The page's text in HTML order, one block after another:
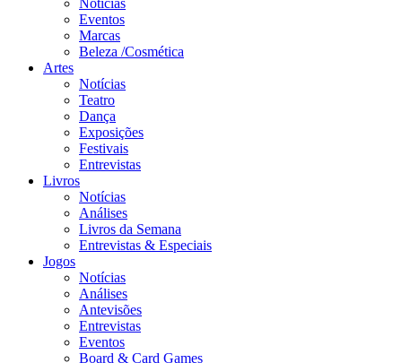
Eventos
Marcas
Beleza /Cosmética
Artes
Notícias
Teatro
Dança
Exposições
Festivais
Entrevistas
Livros
Notícias
Análises
Livros da Semana
Entrevistas & Especiais
Jogos
Notícias
Análises
Antevisões
Entrevistas
Eventos
Board & Card Games